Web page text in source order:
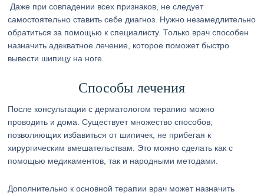
Даже при совпадении всех признаков, не следует
самостоятельно ставить себе диагноз. Нужно незамедлительно
обратиться за помощью к специалисту. Только врач способен
назначить адекватное лечение, которое поможет быстро
вывести шипицу на ноге.
Способы лечения
После консультации с дерматологом терапию можно
проводить и дома. Существует множество способов,
позволяющих избавиться от шипичек, не прибегая к
хирургическим вмешательствам. Это можно сделать как с
помощью медикаментов, так и народными методами.
Дополнительно к основной терапии врач может назначить